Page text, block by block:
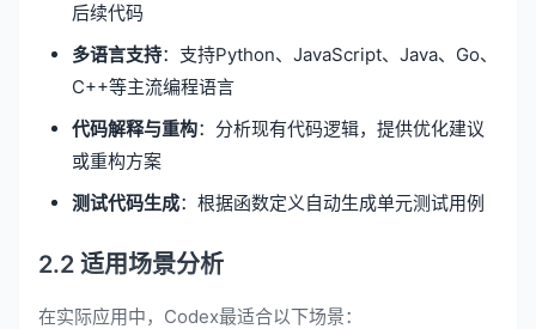
后续代码
多语言支持：支持Python、JavaScript、Java、Go、
C++等主流编程语言
代码解释与重构：分析现有代码逻辑，提供优化建议
或重构方案
测试代码生成：根据函数定义自动生成单元测试用例
2.2 适用场景分析
在实际应用中，Codex最适合以下场景：